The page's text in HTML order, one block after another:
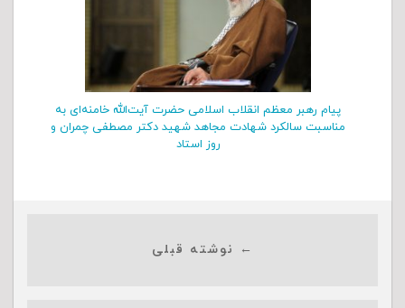
پیام رهبر معظم انقلاب اسلامی حضرت آیت‌الله خامنه‌ای به
مناسبت سالکرد شهادت مجاهد شهید دکتر مصطفی چمران و
روز استاد
← نوشته قبلی